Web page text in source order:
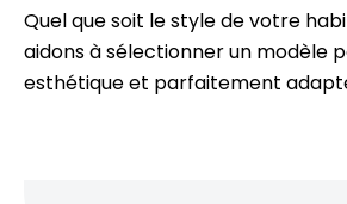
Quel que soit le style de votre
aidons à sélectionner un modèle
esthétique et parfaitement